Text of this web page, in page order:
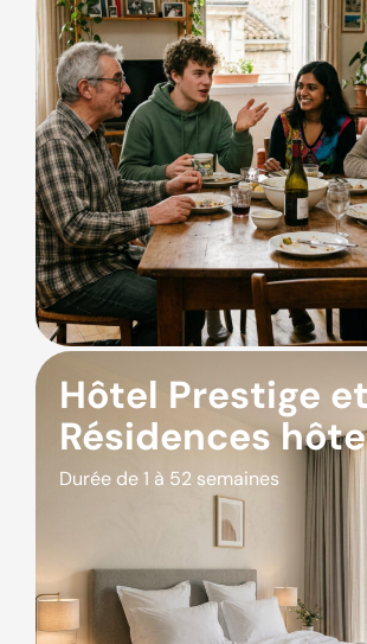
Hôtel Prestige et
Résidences
Durée de 1 à 52 semaines